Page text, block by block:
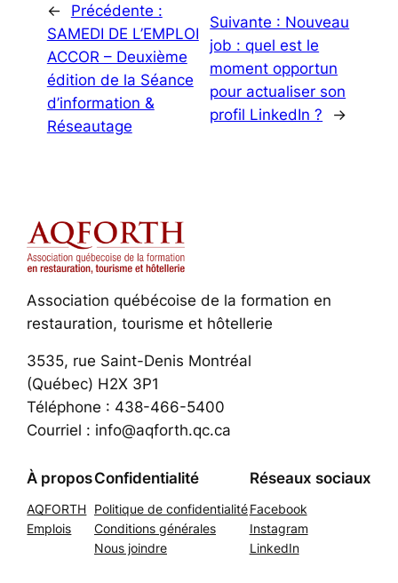
←
Précédente :
SAMEDI DE L’EMPLOI
ACCOR – Deuxième
édition de la Séance
d’information &
Réseautage
Suivante : Nouveau
job : quel est le
moment opportun
pour actualiser son
profil LinkedIn ?
→
Association québécoise de la formation en
restauration, tourisme et hôtellerie
3535, rue Saint-Denis Montréal
(Québec) H2X 3P1
Téléphone : 438-466-5400
Courriel : info@aqforth.qc.ca
À propos
AQFORTH
Emplois
Confidentialité
Politique de confidentialité
Conditions générales
Nous joindre
Réseaux sociaux
Facebook
Instagram
LinkedIn